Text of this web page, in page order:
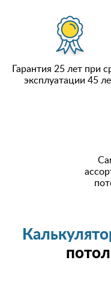
Гарантия 25 лет при
эксплуатации 45